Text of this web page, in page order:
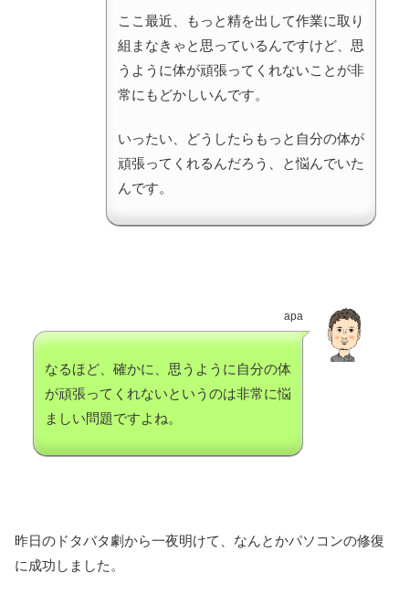
ここ最近、もっと精を出して作業に取り
組まなきゃと思っているんですけど、思
うように体が頑張ってくれないことが非
常にもどかしいんです。
いったい、どうしたらもっと自分の体が
頑張ってくれるんだろう、と悩んでいた
んです。
apa
なるほど、確かに、思うように自分の体
が頑張ってくれないというのは非常に悩
ましい問題ですよね。
昨日のドタバタ劇から一夜明けて、なんとかパソコンの修復
に成功しました。